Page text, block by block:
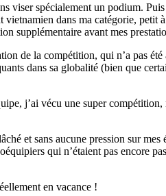
viser spécialement un podium.
dans ma catégorie, petit
supplémentaire avant mes
de la compétition, qui n’a pas
dans sa globalité (bien que
j’ai vécu une super compétition,
et sans aucune pression sur mes
qui n’étaient pas encore
en vacance !